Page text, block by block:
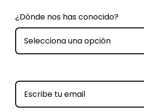
¿Dónde nos has conocido?
Selecciona una opción